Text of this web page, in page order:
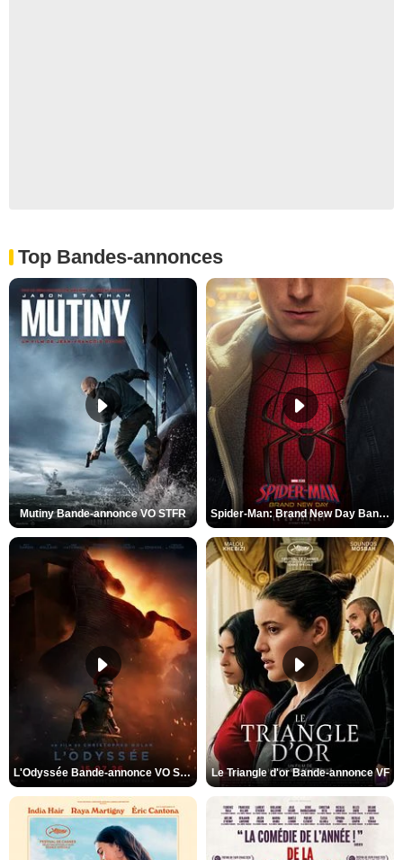
Top Bandes-annonces
Mutiny Bande-annonce VO STFR Spider-Man: Brand New Day Bande-annonce VO STFR
L'Odyssée Bande-annonce VO STFR Le Triangle d'or Bande-annonce VF